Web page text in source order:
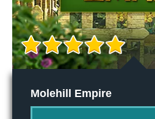
Molehill Empire